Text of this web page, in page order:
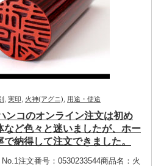
実印 火神(アグニ) 用途・使途
コのオンライン注文は初め
など色々と迷いましたが、ホー
納得して注文できました。
注文番号：0530233544商品名：火